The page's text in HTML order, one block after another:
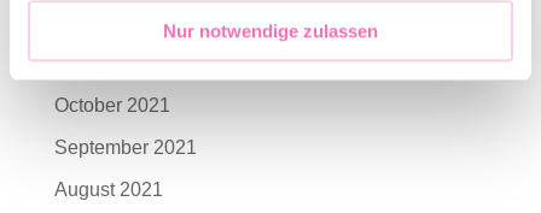
Nur notwendige zulassen
January 2022
November 2021
October 2021
September 2021
August 2021